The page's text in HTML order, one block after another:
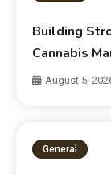
Building
Cannabis
August 5,
General